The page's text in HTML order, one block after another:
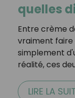
quelles
Entre crème
vraiment faire
simplement
réalité, ces
LIRE LA